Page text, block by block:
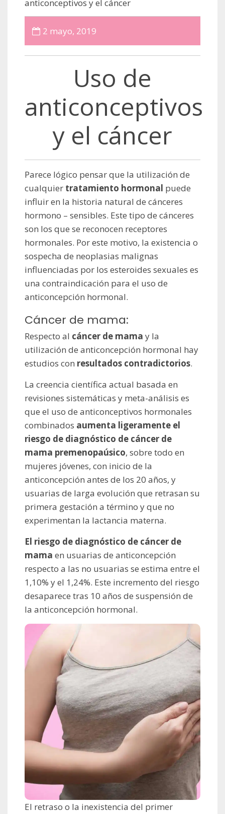
anticonceptivos y el cáncer
2 mayo, 2019
Uso de
anticonceptivos
y el cáncer
Parece lógico pensar que la utilización de
cualquier tratamiento hormonal puede
influir en la historia natural de cánceres
hormono – sensibles. Este tipo de cánceres
son los que se reconocen receptores
hormonales. Por este motivo, la existencia o
sospecha de neoplasias malignas
influenciadas por los esteroides sexuales es
una contraindicación para el uso de
anticoncepción hormonal.
Cáncer de mama:
Respecto al cáncer de mama y la
utilización de anticoncepción hormonal hay
estudios con resultados contradictorios.
La creencia científica actual basada en
revisiones sistemáticas y meta-análisis es
que el uso de anticonceptivos hormonales
combinados aumenta ligeramente el
riesgo de diagnóstico de cáncer de
mama premenopaúsico, sobre todo en
mujeres jóvenes, con inicio de la
anticoncepción antes de los 20 años, y
usuarias de larga evolución que retrasan su
primera gestación a término y que no
experimentan la lactancia materna.
El riesgo de diagnóstico de cáncer de
mama en usuarias de anticoncepción
respecto a las no usuarias se estima entre el
1,10% y el 1,24%. Este incremento del riesgo
desaparece tras 10 años de suspensión de
la anticoncepción hormonal.
El retraso o la inexistencia del primer